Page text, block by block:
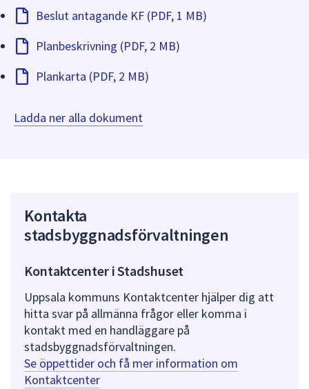
Beslut antagande KF (PDF, 1 MB)
Planbeskrivning (PDF, 2 MB)
Plankarta (PDF, 2 MB)
Ladda ner alla dokument
Kontakta
stadsbyggnadsförvaltningen
Kontaktcenter i Stadshuset
Uppsala kommuns Kontaktcenter hjälper dig att
hitta svar på allmänna frågor eller komma i
kontakt med en handläggare på
stadsbyggnadsförvaltningen.
Se öppettider och få mer information om
Kontaktcenter